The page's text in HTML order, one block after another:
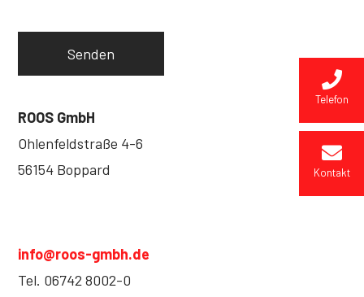
Kontakt
Telefon
ROOS GmbH
Ohlenfeldstraße 4-6
56154 Boppard
info@roos-gmbh.de
Tel. 06742 8002-0